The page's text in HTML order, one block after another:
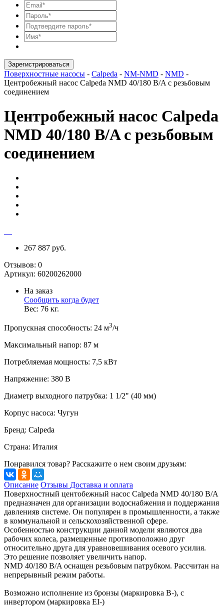
Зарегистрироваться
Поверхностные насосы - Calpeda - NM-NMD - NMD -
Центробежный насос Calpeda NMD 40/180 B/A с резьбовым
соединением
Центробежный насос Calpeda
NMD 40/180 B/A с резьбовым
соединением
267 887 руб.
Отзывов: 0
Артикул: 60200262000
На заказ
Сообщить когда будет
Вес: 76 кг.
Пропускная способность: 24 м3/ч
Максимальный напор: 87 м
Потребляемая мощность: 7,5 кВт
Напряжение: 380 В
Диаметр выходного патрубка: 1 1/2" (40 мм)
Корпус насоса: Чугун
Бренд: Calpeda
Страна: Италия
Понравился товар? Расскажите о нем своим друзьям:
Описание Отзывы Доставка и оплата
Поверхностный центобежный насос Calpeda NMD 40/180 B/A
предназначен для организации водоснабжения и поддержания
давленияв системе. Он популярен в промышленности, а также
в коммунальной и сельскохозяйственной сфере.
Особенностью конструкции данной модели являются два
рабочих колеса, размещенные противоположно друг
относительно друга для уравновешивания осевого усилия.
Это решение позволяет увеличить напор.
NMD 40/180 B/A оснащен резьбовым патрубком. Рассчитан на
непрерывный режим работы.
Возможно исполнение из бронзы (маркировка B-), с
инвертором (маркировка EI-)